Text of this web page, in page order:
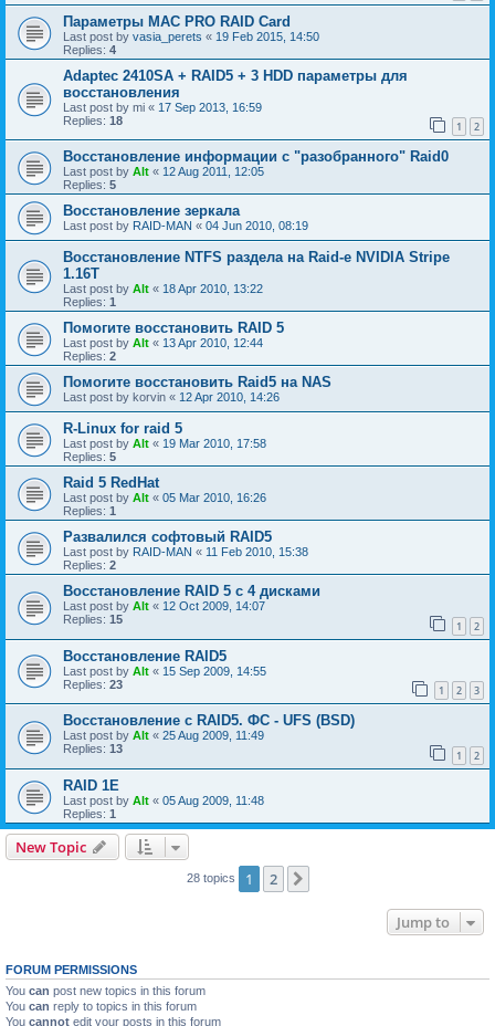
Параметры МАС PRO RAID Card
Last post by vasia_perets « 19 Feb 2015, 14:50
Replies: 4
Adaptec 2410SA + RAID5 + 3 HDD параметры для
восстановления
Last post by mi « 17 Sep 2013, 16:59
Replies: 18 1 2
Восстановление информации с "разобранного" Raid0
Last post by Alt « 12 Aug 2011, 12:05
Replies: 5
Восстановление зеркала
Last post by RAID-MAN « 04 Jun 2010, 08:19
Восстановление NTFS раздела на Raid-е NVIDIA Stripe
1.16Т
Last post by Alt « 18 Apr 2010, 13:22
Replies: 1
Помогите восстановить RAID 5
Last post by Alt « 13 Apr 2010, 12:44
Replies: 2
Помогите восстановить Raid5 на NAS
Last post by korvin « 12 Apr 2010, 14:26
R-Linux for raid 5
Last post by Alt « 19 Mar 2010, 17:58
Replies: 5
Raid 5 RedHat
Last post by Alt « 05 Mar 2010, 16:26
Replies: 1
Развалился софтовый RAID5
Last post by RAID-MAN « 11 Feb 2010, 15:38
Replies: 2
Восстановление RAID 5 с 4 дисками
Last post by Alt « 12 Oct 2009, 14:07
Replies: 15 1 2
Восстановление RAID5
Last post by Alt « 15 Sep 2009, 14:55
Replies: 23 1 2 3
Восстановление с RAID5. ФС - UFS (BSD)
Last post by Alt « 25 Aug 2009, 11:49
Replies: 13 1 2
RAID 1E
Last post by Alt « 05 Aug 2009, 11:48
Replies: 1
New Topic
28 topics 1 2
Jump to
FORUM PERMISSIONS
You can post new topics in this forum
You can reply to topics in this forum
You cannot edit your posts in this forum